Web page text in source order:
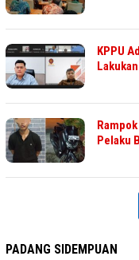
KPPU
Pelaku
PADANG SIDEMPUAN